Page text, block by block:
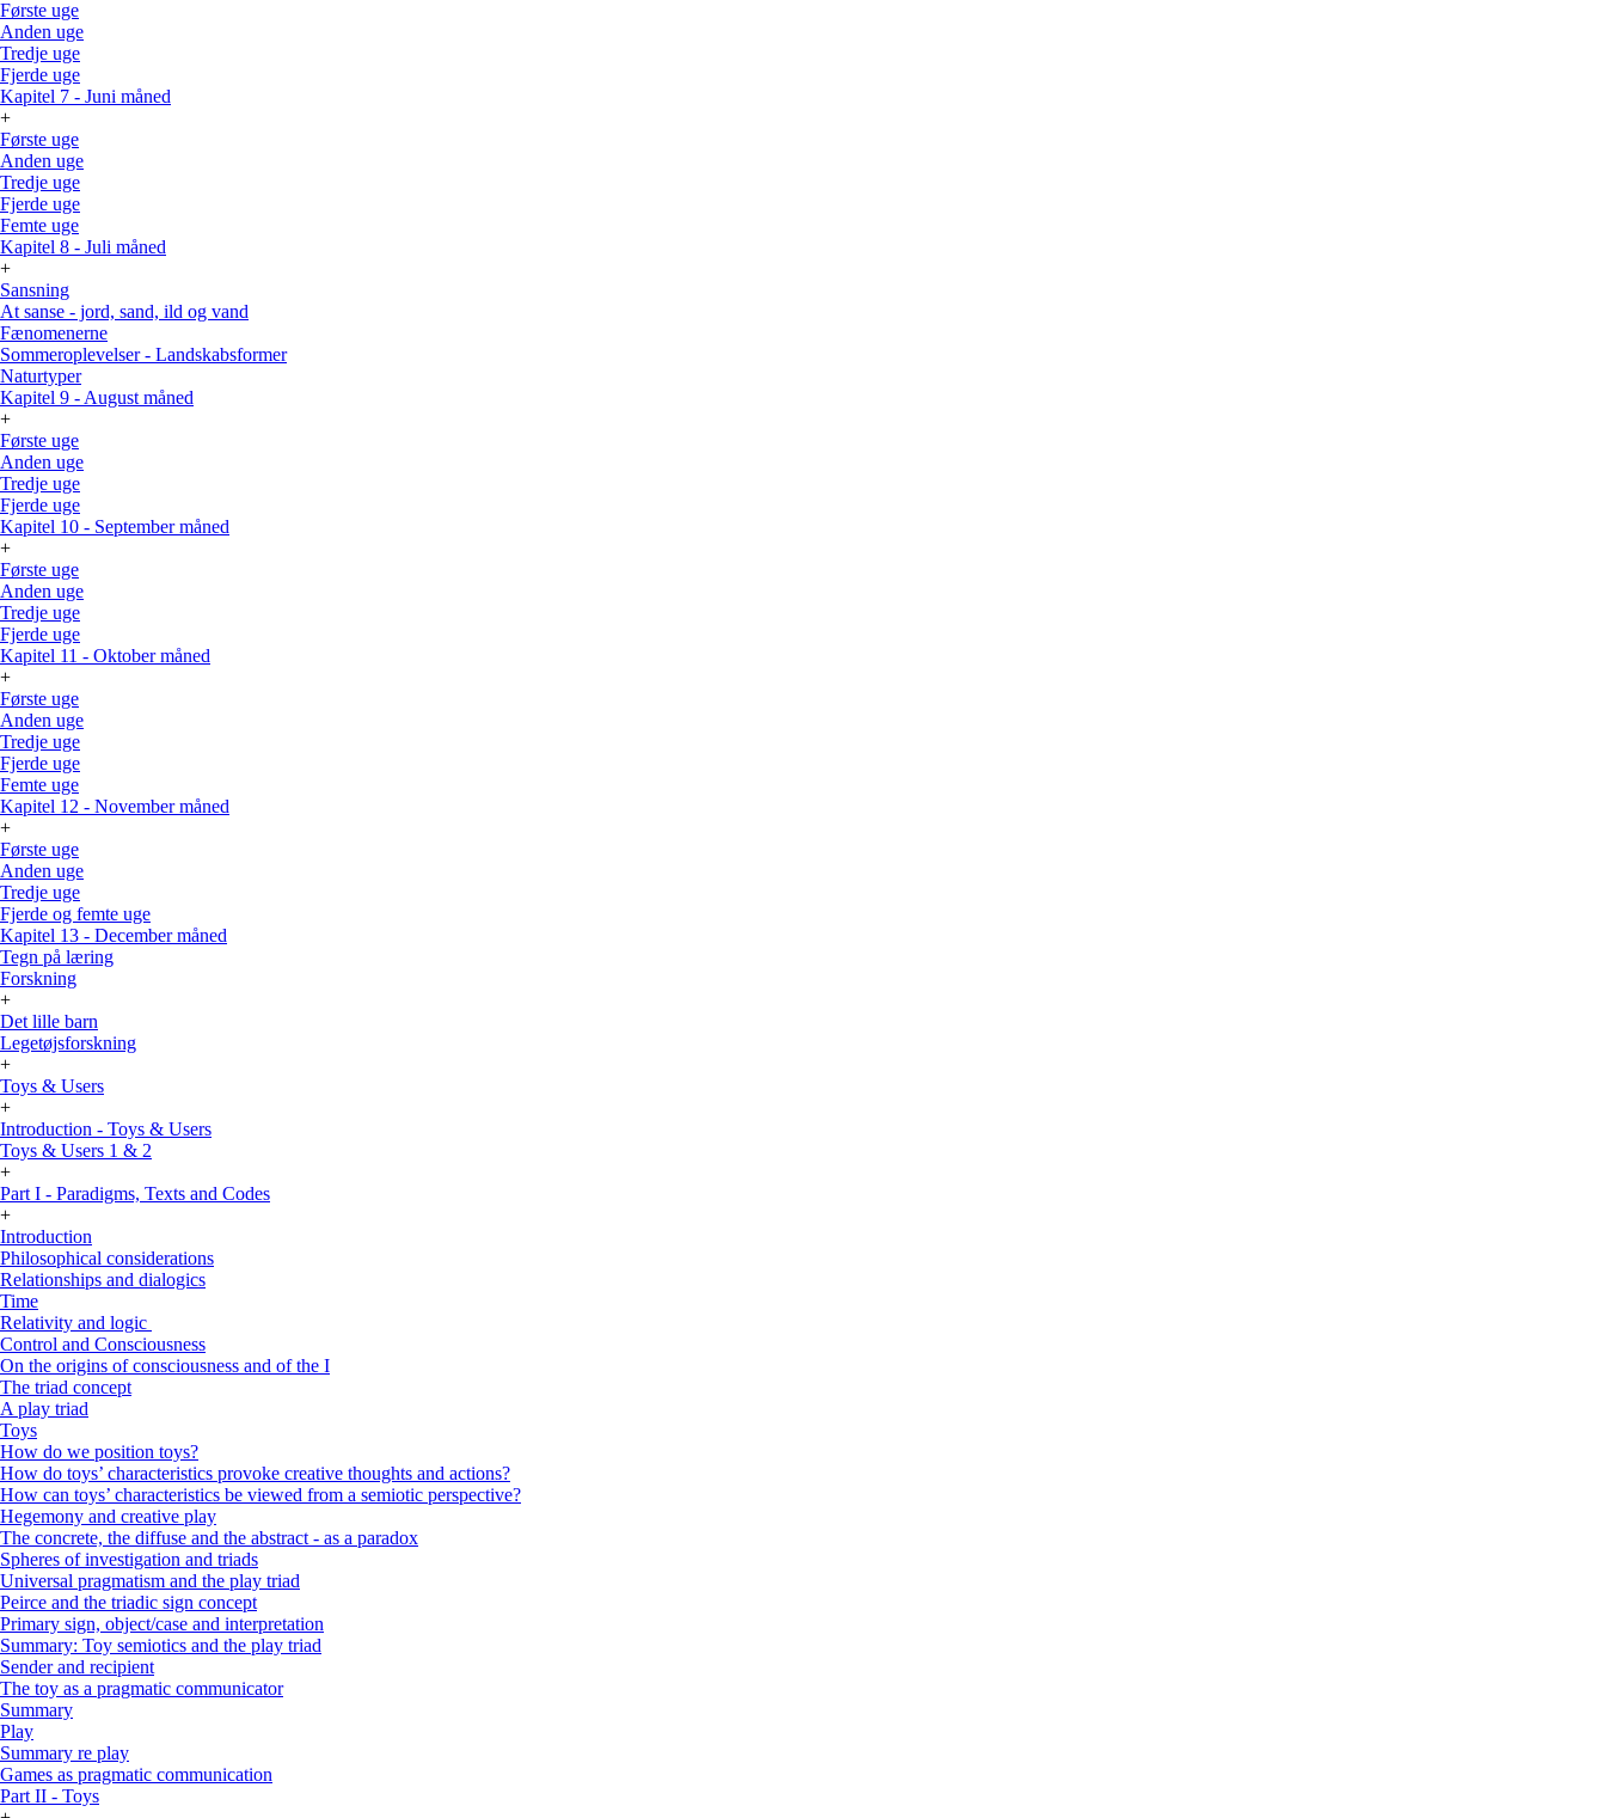
Første uge
Anden uge
Tredje uge
Fjerde uge
Kapitel 7 - Juni måned
+
Første uge
Anden uge
Tredje uge
Fjerde uge
Femte uge
Kapitel 8 - Juli måned
+
Sansning
At sanse - jord, sand, ild og vand
Fænomenerne
Sommeroplevelser - Landskabsformer
Naturtyper
Kapitel 9 - August måned
+
Første uge
Anden uge
Tredje uge
Fjerde uge
Kapitel 10 - September måned
+
Første uge
Anden uge
Tredje uge
Fjerde uge
Kapitel 11 - Oktober måned
+
Første uge
Anden uge
Tredje uge
Fjerde uge
Femte uge
Kapitel 12 - November måned
+
Første uge
Anden uge
Tredje uge
Fjerde og femte uge
Kapitel 13 - December måned
Tegn på læring
Forskning
+
Det lille barn
Legetøjsforskning
+
Toys & Users
+
Introduction - Toys & Users
Toys & Users 1 & 2
+
Part I - Paradigms, Texts and Codes
+
Introduction
Philosophical considerations
Relationships and dialogics
Time
Relativity and logic
Control and Consciousness
On the origins of consciousness and of the I
The triad concept
A play triad
Toys
How do we position toys?
How do toys’ characteristics provoke creative thoughts and actions?
How can toys’ characteristics be viewed from a semiotic perspective?
Hegemony and creative play
The concrete, the diffuse and the abstract - as a paradox
Spheres of investigation and triads
Universal pragmatism and the play triad
Peirce and the triadic sign concept
Primary sign, object/case and interpretation
Summary: Toy semiotics and the play triad
Sender and recipient
The toy as a pragmatic communicator
Summary
Play
Summary re play
Games as pragmatic communication
Part II - Toys